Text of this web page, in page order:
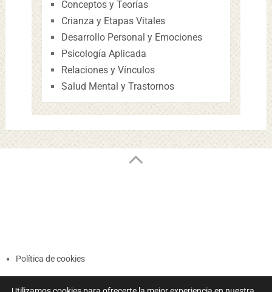
Conceptos y Teorías
Crianza y Etapas Vitales
Desarrollo Personal y Emociones
Psicología Aplicada
Relaciones y Vínculos
Salud Mental y Trastornos
Política de cookies
Términos y Condiciones